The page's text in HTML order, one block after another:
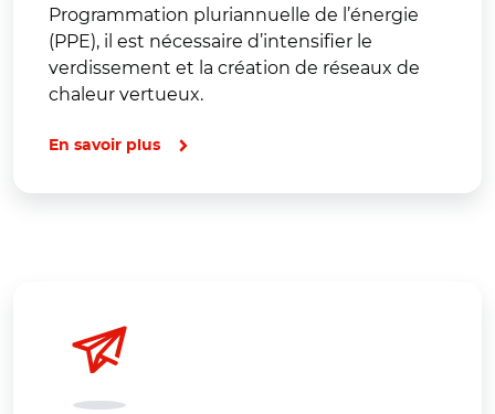
Programmation pluriannuelle de l’énergie
(PPE), il est nécessaire d’intensifier le
verdissement et la création de réseaux de
chaleur vertueux.
En savoir plus